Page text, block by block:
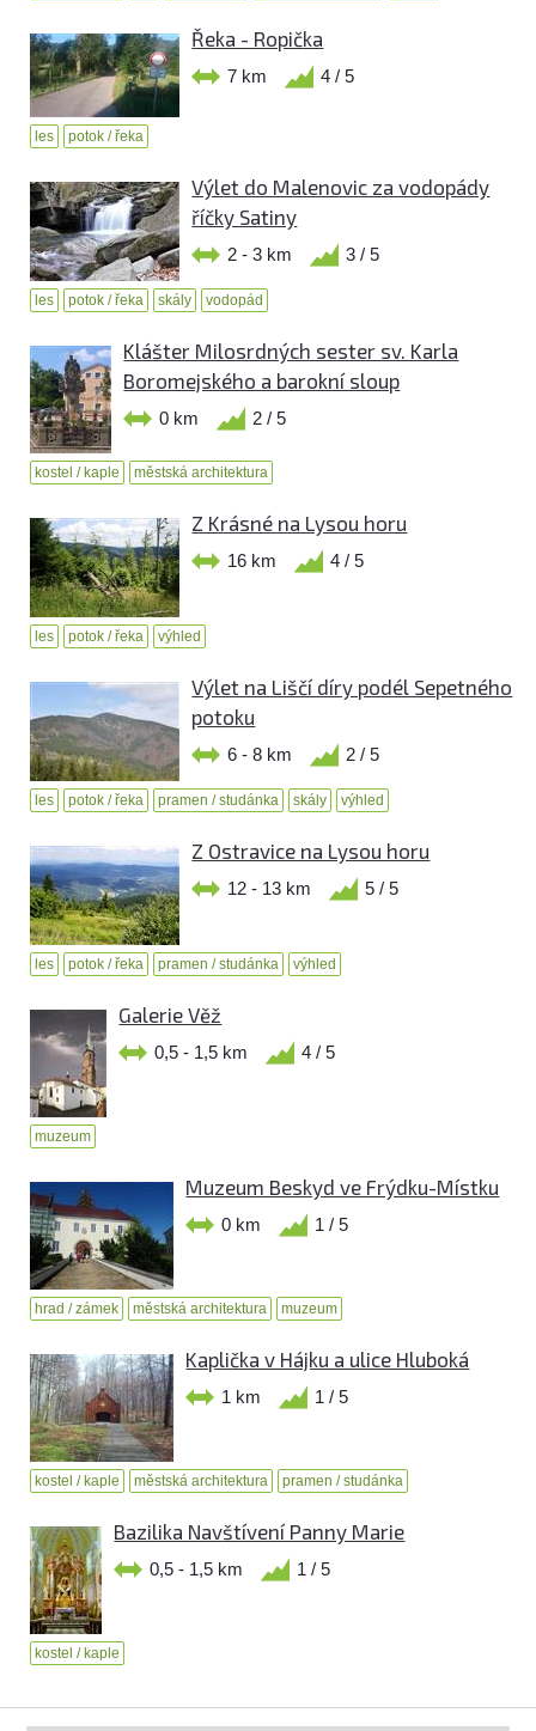
Řeka - Ropička
7 km 4 / 5
les potok / řeka
Výlet do Malenovic za vodopády
říčky Satiny
2 - 3 km 3 / 5
les potok / řeka skály vodopád
Klášter Milosrdných sester sv. Karla
Boromejského a barokní sloup
0 km 2 / 5
kostel / kaple městská architektura
Z Krásné na Lysou horu
16 km 4 / 5
les potok / řeka výhled
Výlet na Liščí díry podél Sepetného
potoku
6 - 8 km 2 / 5
les potok / řeka pramen / studánka skály výhled
Z Ostravice na Lysou horu
12 - 13 km 5 / 5
les potok / řeka pramen / studánka výhled
Galerie Věž
0,5 - 1,5 km 4 / 5
muzeum
Muzeum Beskyd ve Frýdku-Místku
0 km 1 / 5
hrad / zámek městská architektura muzeum
Kaplička v Hájku a ulice Hluboká
1 km 1 / 5
kostel / kaple městská architektura pramen / studánka
Bazilika Navštívení Panny Marie
0,5 - 1,5 km 1 / 5
kostel / kaple